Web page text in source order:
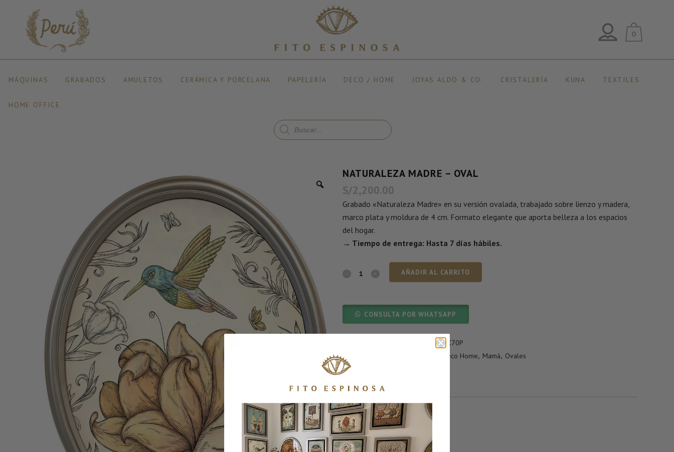
0
MÁQUINAS GRABADOS AMULETOS CERÁMICA Y PORCELANA PAPELERÍA DECO / HOME JOYAS ALDO & CO. CRISTALERÍA KUNA TEXTILES
HOME OFFICE
NATURALEZA MADRE – OVAL
S/2,200.00
Grabado «Naturaleza Madre» en su versión ovalada, trabajado sobre lienzo y madera,
marco plata y moldura de 4 cm. Formato elegante que aporta belleza a los espacios
del hogar.
→ Tiempo de entrega: Hasta 7 días hábiles.
AÑADIR AL CARRITO
CONSULTA POR WHATSAPP
NATURALEZAMADREOVAL90X70P
CATEGORÍAS:
Deco Home, Mamá, Ovales
MÁS INFORMACIÓN
PESO
5200 g
DIMENSIONES
90 × 70 cm